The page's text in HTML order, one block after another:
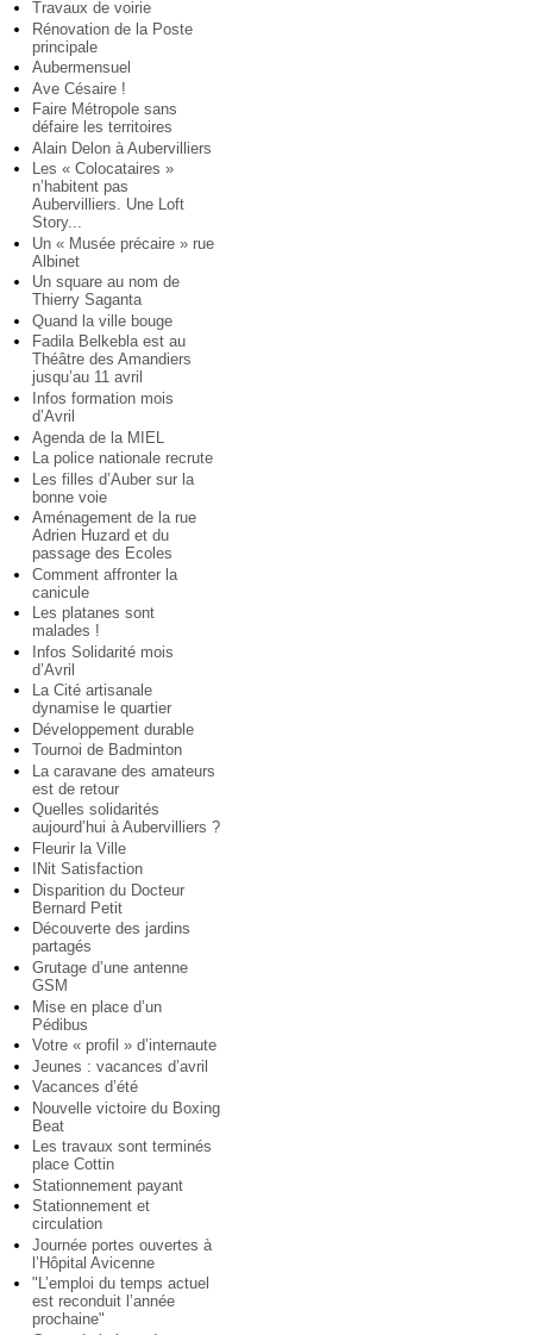
Travaux de voirie
Rénovation de la Poste
principale
Aubermensuel
Ave Césaire !
Faire Métropole sans
défaire les territoires
Alain Delon à Aubervilliers
Les « Colocataires »
n’habitent pas
Aubervilliers. Une Loft
Story...
Un « Musée précaire » rue
Albinet
Un square au nom de
Thierry Saganta
Quand la ville bouge
Fadila Belkebla est au
Théâtre des Amandiers
jusqu’au 11 avril
Infos formation mois
d’Avril
Agenda de la MIEL
La police nationale recrute
Les filles d’Auber sur la
bonne voie
Aménagement de la rue
Adrien Huzard et du
passage des Ecoles
Comment affronter la
canicule
Les platanes sont
malades !
Infos Solidarité mois
d’Avril
La Cité artisanale
dynamise le quartier
Développement durable
Tournoi de Badminton
La caravane des amateurs
est de retour
Quelles solidarités
aujourd’hui à Aubervilliers ?
Fleurir la Ville
INit Satisfaction
Disparition du Docteur
Bernard Petit
Découverte des jardins
partagés
Grutage d’une antenne
GSM
Mise en place d’un
Pédibus
Votre « profil » d’internaute
Jeunes : vacances d’avril
Vacances d’été
Nouvelle victoire du Boxing
Beat
Les travaux sont terminés
place Cottin
Stationnement payant
Stationnement et
circulation
Journée portes ouvertes à
l’Hôpital Avicenne
"L’emploi du temps actuel
est reconduit l’année
prochaine"